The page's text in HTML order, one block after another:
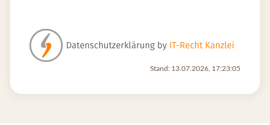
Stand: 13.07.2026, 17:23:05